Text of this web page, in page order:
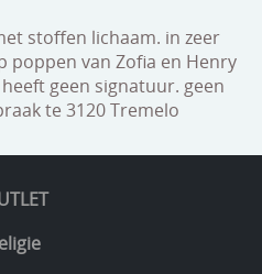
stoffen lichaam. in zeer
poppen van Zofia en Henry
geen signatuur. geen
te 3120 Tremelo